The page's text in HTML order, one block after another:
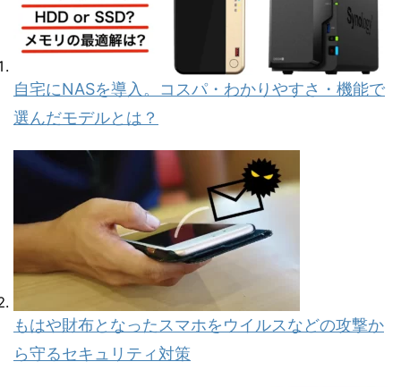
自宅にNASを導入。コスパ・わかりやすさ・機能で
選んだモデルとは？
もはや財布となったスマホをウイルスなどの攻撃か
ら守るセキュリティ対策